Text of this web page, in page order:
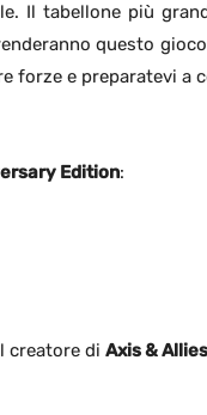
Il tabellone più
questo
forze e preparatevi a
Edition:
creatore di Axis & Allies